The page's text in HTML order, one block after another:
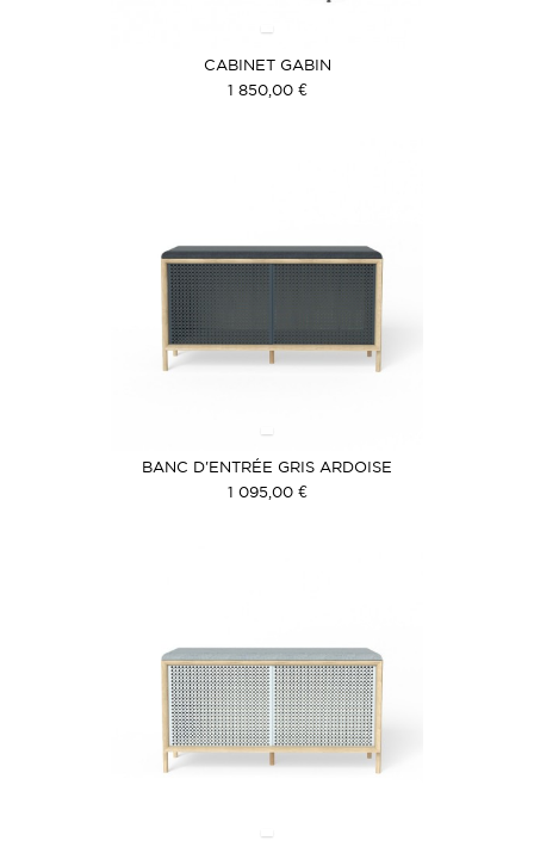
CABINET GABIN
1 850,00 €
BANC D'ENTRÉE GRIS ARDOISE
1 095,00 €